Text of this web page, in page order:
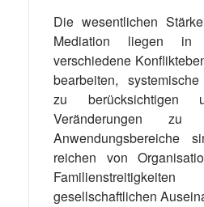
Die wesentlichen
Mediation liegen in
verschiedene
bearbeiten,
zu berücksichtigen
Veränderungen zu
Anwendungsbereiche
reichen von
gesellschaftlichen